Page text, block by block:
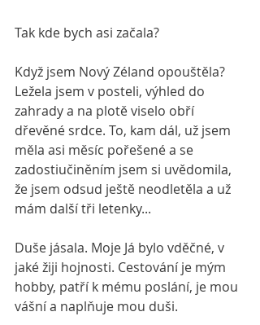
Tak kde bych asi začala?
Když jsem Nový Zéland opouštěla?
Ležela jsem v posteli, výhled do
zahrady a na plotě viselo obří
dřevěné srdce. To, kam dál, už jsem
měla asi měsíc pořešené a se
zadostiučiněním jsem si uvědomila,
že jsem odsud ještě neodletěla a už
mám další tři letenky...
Duše jásala. Moje Já bylo vděčné, v
jaké žiji hojnosti. Cestování je mým
hobby, patří k mému poslání, je mou
vášní a naplňuje mou duši.